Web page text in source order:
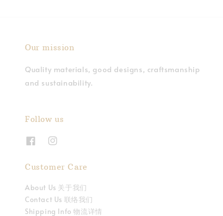
Our mission
Quality materials, good designs, craftsmanship
and sustainability.
Follow us
Customer Care
About Us 关于我们
Contact Us 联络我们
Shipping Info 物流详情